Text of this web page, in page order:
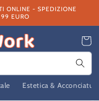
ONLINE - SPEDIZIONE
99 EURO
Estetica & Acconciature
Carrello